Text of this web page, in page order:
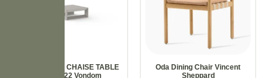
FRAME SUN CHAISE TABLE
60x60x22 Vondom
Oda Dining Chair Vincent
Sheppard